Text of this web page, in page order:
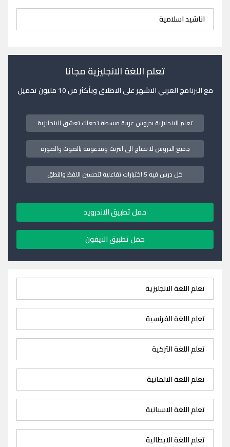
اناشيد اسلامية
تعلم اللغة الانجليزية مجانا
مع البرنامج العربي الاشهر على الاطلاق وبأكثر من 10 مليون تحميل
تعلم الانجليزية بدروس عربية مبسطة تجعلك تعشق الانجليزية
جميع الدروس لا تحتاج الى انترنت ومدعومة بالصوت والصورة
كل درس فيه 5 اختبارات تفاعلية لتحسين اللفظ والنطق
حمل تطبيق الاندرويد
حمل تطبيق الايفون
تعلم اللغة الانجليزية
تعلم اللغة الفرنسية
تعلم اللغة التركية
تعلم اللغة الالمانية
تعلم اللغة الاسبانية
تعلم اللغة الايطالية